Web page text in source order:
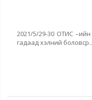
2021/5/29-30 ОТИС –ийн
гадаад хэлний